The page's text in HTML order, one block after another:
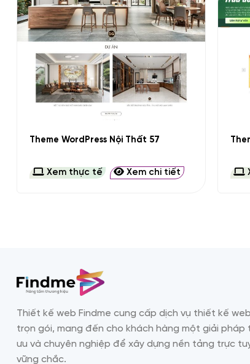
Theme WordPress Nội Thất 57
Xem thực tế Xem chi tiết
Thiết kế web Findme cung cấp dịch vụ thiết kế
trọn gói, mang đến cho khách hàng một giải pháp
ưu và chuyên nghiệp để xây dựng nền tảng trực
vững chắc.